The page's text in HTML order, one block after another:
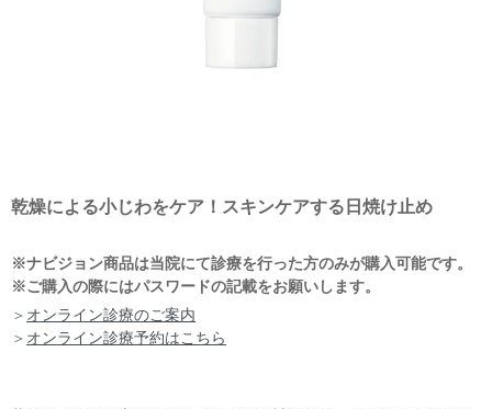
乾燥による小じわをケア！スキンケアする日焼け止め
※ナビジョン商品は当院にて診療を行った方のみが購入可能です。
※ご購入の際にはパスワードの記載をお願いします。
＞ オンライン診療のご案内
＞ オンライン診療予約はこちら